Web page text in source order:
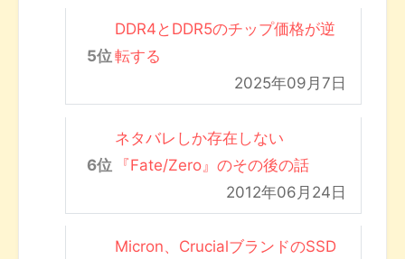
DDR4とDDR5のチップ価格が逆
転する
2025年09月7日
ネタバレしか存在しない
『Fate/Zero』のその後の話
2012年06月24日
Micron、CrucialブランドのSSD